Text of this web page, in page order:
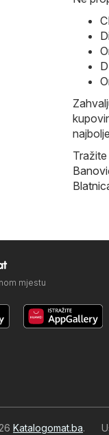
mjestu
Katalogomat.ba.